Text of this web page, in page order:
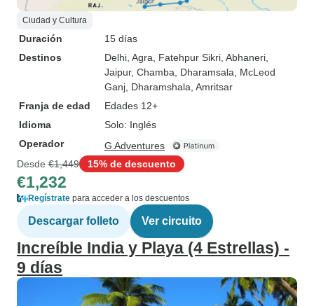
Ciudad y Cultura
Duración
15 días
Destinos
Delhi , Agra , Fatehpur Sikri , Abhaneri
Jaipur, Chamba , Dharamsala , McLeod
Ganj , Dharamshala , Amritsar
Franja de edad
Edades 12+
Idioma
Solo: Inglés
Operador
G Adventures
Desde €1,449 15% de descuento
€1,232
Regístrate para acceder a los descuentos
Descargar folleto Ver circuito
Increíble India y Playa (4 Estrellas) -
9 días